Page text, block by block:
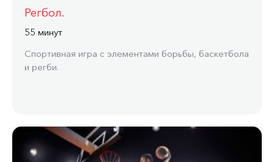
Регбол.
55 минут
Спортивная игра с элементами борьбы, баскетбола
и регби.